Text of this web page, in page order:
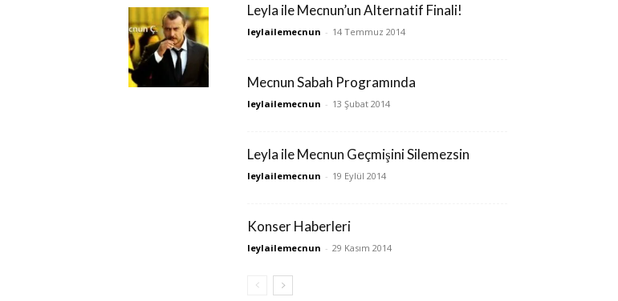
Leyla ile Mecnun’un Alternatif Finali!
leylailemecnun - 14 Temmuz 2014
Mecnun Sabah Programında
leylailemecnun - 13 Şubat 2014
Leyla ile Mecnun Geçmişini Silemezsin
leylailemecnun - 19 Eylül 2014
Konser Haberleri
leylailemecnun - 29 Kasım 2014